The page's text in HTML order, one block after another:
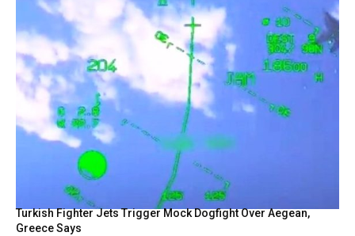
Turkish Fighter Jets Trigger Mock Dogfight Over Aegean,
Greece Says